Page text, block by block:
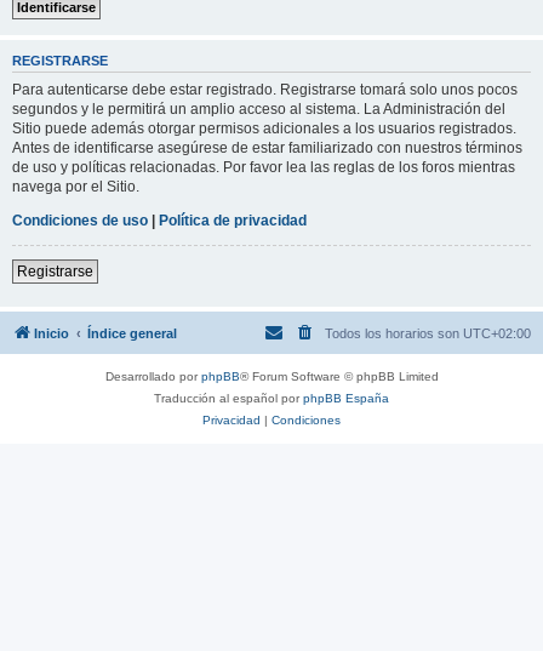
REGISTRARSE
Para autenticarse debe estar registrado. Registrarse tomará solo unos pocos
segundos y le permitirá un amplio acceso al sistema. La Administración del
Sitio puede además otorgar permisos adicionales a los usuarios registrados.
Antes de identificarse asegúrese de estar familiarizado con nuestros términos
de uso y políticas relacionadas. Por favor lea las reglas de los foros mientras
navega por el Sitio.
Condiciones de uso | Política de privacidad
Registrarse
Inicio Índice general Todos los horarios son UTC+02:00
Desarrollado porphpBB® Forum Software © phpBB Limited
Traducción al español porphpBB España
Privacidad | Condiciones